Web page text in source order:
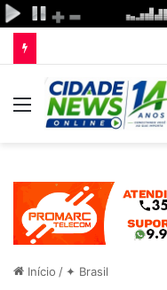
Menu
Início / ✦ Brasil